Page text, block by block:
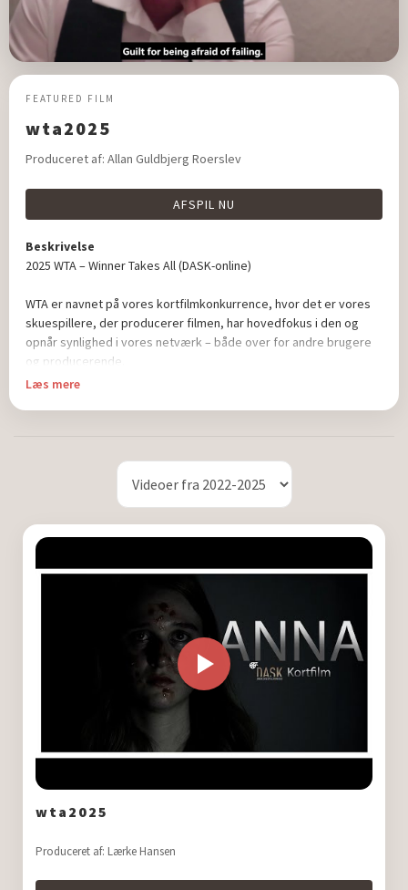
FEATURED FILM
wta2025
Produceret af: Allan Guldbjerg Roerslev
AFSPIL NU
Beskrivelse
2025 WTA – Winner Takes All (DASK-online)
WTA er navnet på vores kortfilmkonkurrence, hvor det er vores
skuespillere, der producerer filmen, har hovedfokus i den og
opnår synlighed i vores netværk – både over for andre brugere
og producerende.
besøgende på DASK-online med henblik på at synliggøre
filmene, skuespillerne og de virksomheder, der sponsorerer
Tema for årets konkurrence var: "Skyld"
Benspænd: Hovedpersonens ansigt skulle være helt eller delvis
Følgende virksomheder sponsorerede den kontante præmie på
KLC Erhverv
Frisør Kim Magne
Guldbjerg Optik
Læs mere
wta2025
Produceret af: Lærke Hansen